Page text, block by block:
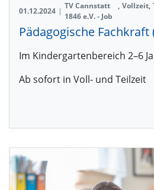
01.12.2024 |
TV Cannstatt
1846 e.V. - Job
, Vollzeit,
Im Kindergartenbereich 2–6
Ab sofort in Voll- und Teilzeit